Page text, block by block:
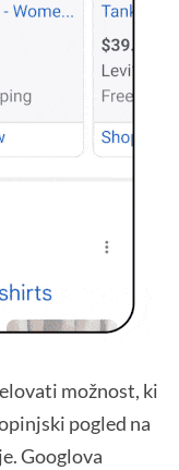
možnost, ki
pogled na
Googlova